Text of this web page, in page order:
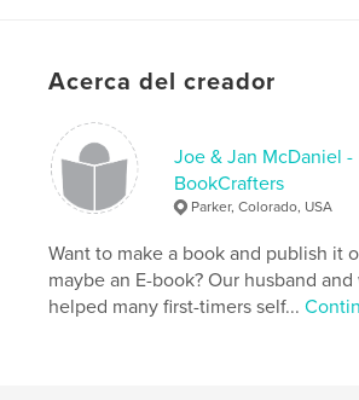
Acerca del creador
Joe & Jan McDaniel -
BookCrafters
Parker, Colorado, USA
Want to make a book and publish it
maybe an E-book? Our husband
helped many first-timers self...